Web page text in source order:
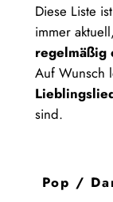
Diese Liste
immer
regelmäßig
Auf Wunsch
sind.
Pop /